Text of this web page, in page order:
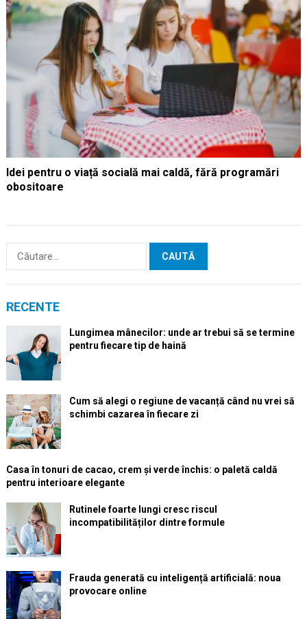
Idei pentru o viață socială mai caldă, fără programări
obositoare
Caută
RECENTE
Lungimea mânecilor: unde ar trebui să se termine
pentru fiecare tip de haină
Cum să alegi o regiune de vacanță când nu vrei să
schimbi cazarea în fiecare zi
Casa în tonuri de cacao, crem și verde închis: o paletă caldă
pentru interioare elegante
Rutinele foarte lungi cresc riscul
incompatibilităților dintre formule
Frauda generată cu inteligență artificială: noua
provocare online